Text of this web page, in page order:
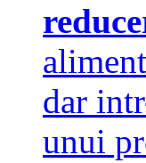
dar
unui